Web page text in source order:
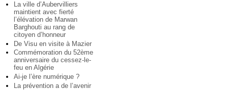
La ville d’Aubervilliers
maintient avec fierté
l’élévation de Marwan
Barghouti au rang de
citoyen d’honneur
De Visu en visite à Mazier
Commémoration du 52ème
anniversaire du cessez-le-
feu en Algérie
Ai-je l’ère numérique ?
La prévention a de l’avenir